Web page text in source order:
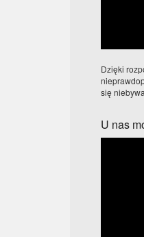
Dzięki
się
U nas